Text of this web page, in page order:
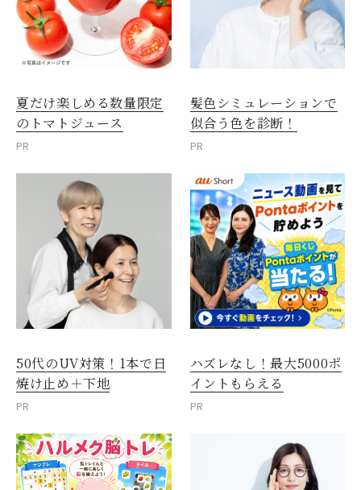
夏だけ楽しめる数量限定
のトマトジュース
PR
髪色シミュレーションで
似合う色を診断！
PR
50代のUV対策！1本で日
焼け止め＋下地
PR
ハズレなし！最大5000ポ
イントもらえる
PR